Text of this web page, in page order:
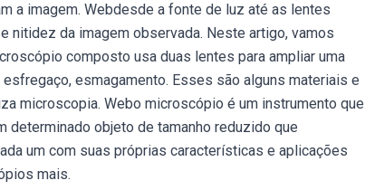
a imagem. Webdesde a fonte de luz até as lentes
nitidez da imagem observada. Neste artigo, vamos
composto usa duas lentes para ampliar uma
esmagamento. Esses são alguns materiais e
microscopia. Webo microscópio é um instrumento que
objeto de tamanho reduzido que
um com suas próprias características e aplicações
mais.